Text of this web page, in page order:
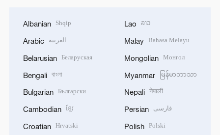
Albanian Shqip
Arabic العربية
Belarusian Беларуская
Bengali বাংলা
Bulgarian Български
Cambodian ខ្មែរ
Croatian Hrvatski
Lao ລາວ
Malay Bahasa Melayu
Mongolian Монгол
Myanmar မြန်မာဘာသာ
Nepali नेपाली
Persian فارسی
Polish Polski